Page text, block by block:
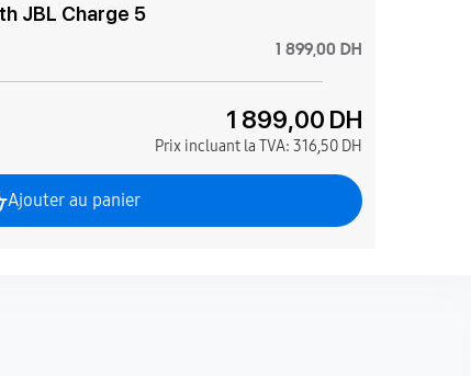
JBL Charge 5
1 899,00 DH
1 899,00 DH
Prix incluant la TVA: 316,50 DH
Ajouter au panier